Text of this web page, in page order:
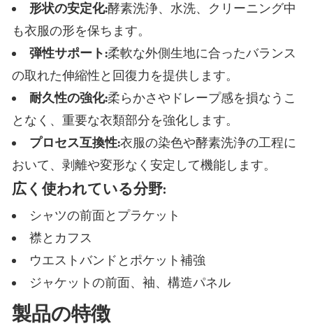
形状の安定化:酵素洗浄、水洗、クリーニング中
も衣服の形を保ちます。
弾性サポート:柔軟な外側生地に合ったバランス
の取れた伸縮性と回復力を提供します。
耐久性の強化:柔らかさやドレープ感を損なうこ
となく、重要な衣類部分を強化します。
プロセス互換性:衣服の染色や酵素洗浄の工程に
おいて、剥離や変形なく安定して機能します。
広く使われている分野:
シャツの前面とプラケット
襟とカフス
ウエストバンドとポケット補強
ジャケットの前面、袖、構造パネル
製品の特徴